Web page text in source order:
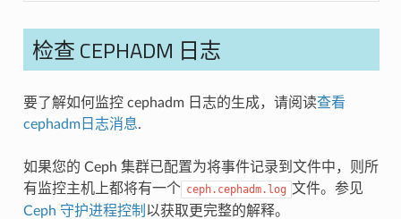
检查 CEPHADM 日志
要了解如何监控 cephadm 日志的生成，请阅读查看
cephadm日志消息.
如果您的 Ceph 集群已配置为将事件记录到文件中，则所
有监控主机上都将有一个 ceph.cephadm.log 文件。参见
Ceph 守护进程控制 以获取更完整的解释。